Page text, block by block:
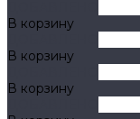
В корзину
В корзину
В корзину